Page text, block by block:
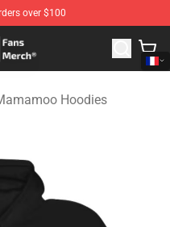
over $100
Merchandise Shop
Hoodies